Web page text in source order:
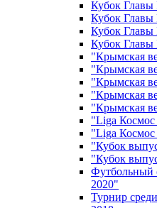
Кубок Главы
Кубок
Кубок
Кубок
"Крымская
"Крымская
"Крымская
"Крымская
"Крымская
"Liga
"Liga
"Кубок
"Кубок
Футбольный
2020"
Турнир